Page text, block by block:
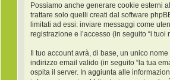
Possiamo anche generare cookie esterni
trattare solo quelli creati dal software
limitati ad essi: inviare messaggi come
registrazione e l’accesso (in seguito “i tuoi
Il tuo account avrà, di base, un unico
indirizzo email valido (in seguito “la tua
ospita il server. In aggiunta alle